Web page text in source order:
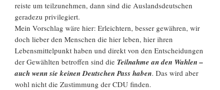
reiste um teilzunehmen, dann sind die Auslandsdeutschen
geradezu privilegiert.
Mein Vorschlag wäre hier: Erleichtern, besser gewähren, wir
doch lieber den Menschen die hier leben, hier ihren
Lebensmittelpunkt haben und direkt von den Entscheidungen
der Gewählten betroffen sind die Teilnahme an den Wahlen –
auch wenn sie keinen Deutschen Pass haben. Das wird aber
wohl nicht die Zustimmung der CDU finden.